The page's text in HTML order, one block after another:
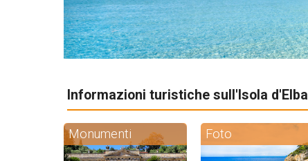
Informazioni turistiche sull'Isola d'Elba
Monumenti Foto